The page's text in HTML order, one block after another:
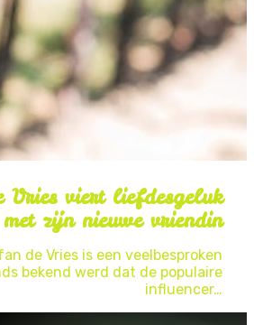
Vries viert liefdesgeluk
met zijn nieuwe vriendin
de Vries is een veelbesproken
bekend werd dat de populaire
influencer…